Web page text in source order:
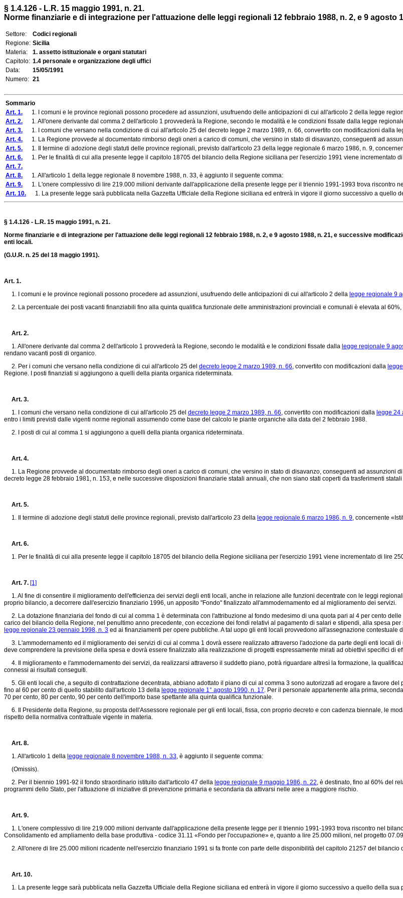
§ 1.4.126 - L.R. 15 maggio 1991, n. 21.
Norme finanziarie e di integrazione per l'attuazione delle leggi regionali 12 febbraio 1988, n. 2, e 9 agosto
Settore:
Codici regionali
Regione: Sicilia
Materia:
1. assetto istituzionale e organi statutari
Capitolo: 1.4 personale e organizzazione degli uffici
Data:
15/05/1991
Numero: 21
Sommario
Art. 1. 1. I comuni e le province regionali possono procedere ad assunzioni, usufruendo delle anticipazioni di cui all'articolo 2 della legge
Art. 2. 1. All'onere derivante dal comma 2 dell'articolo 1 provvederà la Regione, secondo le modalità e le condizioni fissate dalla legge
Art. 3. 1. I comuni che versano nella condizione di cui all'articolo 25 del decreto legge 2 marzo 1989, n. 66, convertito con modificazioni dalla
Art. 4. 1. La Regione provvede al documentato rimborso degli oneri a carico di comuni, che versino in stato di disavanzo, conseguenti ad
Art. 5. 1. Il termine di adozione degli statuti delle province regionali, previsto dall'articolo 23 della legge regionale 6 marzo 1986, n. 9,
Art. 6. 1. Per le finalità di cui alla presente legge il capitolo 18705 del bilancio della Regione siciliana per l'esercizio 1991 viene incrementato
Art. 7.
Art. 8. 1. All'articolo 1 della legge regionale 8 novembre 1988, n. 33, è aggiunto il seguente comma:
Art. 9. 1. L'onere complessivo di lire 219.000 milioni derivante dall'applicazione della presente legge per il triennio 1991-1993 trova riscontro
Art. 10. 1. La presente legge sarà pubblicata nella Gazzetta Ufficiale della Regione siciliana ed entrerà in vigore il giorno successivo a quello
§ 1.4.126 - L.R. 15 maggio 1991, n. 21.
Norme finanziarie e di integrazione per l'attuazione delle leggi regionali 12 febbraio 1988, n. 2, e 9 agosto 1988, n. 21, e successive
enti locali.
(G.U.R. n. 25 del 18 maggio 1991).
Art. 1.
1. I comuni e le province regionali possono procedere ad assunzioni, usufruendo delle anticipazioni di cui all'articolo 2 della legge regionale 9
2. La percentuale dei posti vacanti finanziabili fino alla quinta qualifica funzionale delle amministrazioni provinciali e comunali è elevata al
Art. 2.
1. All'onere derivante dal comma 2 dell'articolo 1 provvederà la Regione, secondo le modalità e le condizioni fissate dalla legge regionale 9
rendano vacanti posti di organico.
2. Per i comuni che versano nella condizione di cui all'articolo 25 del decreto legge 2 marzo 1989, n. 66, convertito con modificazioni dalla
Regione. I posti finanziati si aggiungono a quelli della pianta organica rideterminata.
Art. 3.
1. I comuni che versano nella condizione di cui all'articolo 25 del decreto legge 2 marzo 1989, n. 66, convertito con modificazioni dalla legge 24
entro i limiti previsti dalle vigenti norme regionali assumendo come base del calcolo le piante organiche alla data del 2 febbraio 1988.
2. I posti di cui al comma 1 si aggiungono a quelli della pianta organica rideterminata.
Art. 4.
1. La Regione provvede al documentato rimborso degli oneri a carico di comuni, che versino in stato di disavanzo, conseguenti ad assunzioni
decreto legge 28 febbraio 1981, n. 153, e nelle successive disposizioni finanziarie statali annuali, che non siano stati coperti da trasferimenti
Art. 5.
1. Il termine di adozione degli statuti delle province regionali, previsto dall'articolo 23 della legge regionale 6 marzo 1986, n. 9, concernente
Art. 6.
1. Per le finalità di cui alla presente legge il capitolo 18705 del bilancio della Regione siciliana per l'esercizio 1991 viene incrementato di lire
Art. 7. [1]
1. Al fine di consentire il miglioramento dell'efficienza dei servizi degli enti locali, anche in relazione alle funzioni decentrate con le leggi
proprio bilancio, a decorrere dall'esercizio finanziario 1996, un apposito "Fondo" finalizzato all'ammodernamento ed al miglioramento dei servizi.
2. La dotazione finanziaria del fondo di cui al comma 1 è determinata con l'attribuzione al fondo medesimo di una quota pari al 4 per cento
carico del bilancio della Regione, nel penultimo anno precedente, con eccezione dei fondi relativi al pagamento di salari e stipendi, alla spesa
legge regionale 23 gennaio 1998, n. 3 ed ai finanziamenti per opere pubbliche. A tal uopo gli enti locali provvedono all'assegnazione
3. L'ammodernamento ed il miglioramento dei servizi di cui al comma 1 dovrà essere realizzato attraverso l'adozione da parte degli enti locali
deve comprendere la previsione della spesa e dovrà essere finalizzato alla realizzazione di progetti espressamente mirati ad obiettivi specifici di
4. Il miglioramento e l'ammodernamento dei servizi, da realizzarsi attraverso il suddetto piano, potrà riguardare altresì la formazione, la
connessi ai risultati conseguiti.
5. Gli enti locali che, a seguito di contrattazione decentrata, abbiano adottato il piano di cui al comma 3 sono autorizzati ad erogare a favore
fino al 60 per cento di quello stabilito dall'articolo 13 della legge regionale 1° agosto 1990, n. 17. Per il personale appartenente alla prima,
70 per cento, 80 per cento, 90 per cento dell'importo base spettante alla quinta qualifica funzionale.
6. Il Presidente della Regione, su proposta dell'Assessore regionale per gli enti locali, fissa, con proprio decreto e con cadenza biennale, le
rispetto della normativa contrattuale vigente in materia.
Art. 8.
1. All'articolo 1 della legge regionale 8 novembre 1988, n. 33, è aggiunto il seguente comma:
(Omissis).
2. Per il biennio 1991-92 il fondo straordinario istituito dall'articolo 47 della legge regionale 9 maggio 1986, n. 22, è destinato, fino al 60% del
programmi dello Stato, per l'attuazione di iniziative di prevenzione primaria e secondaria da attivarsi nelle aree a maggiore rischio.
Art. 9.
1. L'onere complessivo di lire 219.000 milioni derivante dall'applicazione della presente legge per il triennio 1991-1993 trova riscontro nel
Consolidamento ed ampliamento della base produttiva - codice 31.11 «Fondo per l'occupazione» e, quanto a lire 25.000 milioni, nel progetto
2. All'onere di lire 25.000 milioni ricadente nell'esercizio finanziario 1991 si fa fronte con parte delle disponibilità del capitolo 21257 del bilancio
Art. 10.
1. La presente legge sarà pubblicata nella Gazzetta Ufficiale della Regione siciliana ed entrerà in vigore il giorno successivo a quello della sua